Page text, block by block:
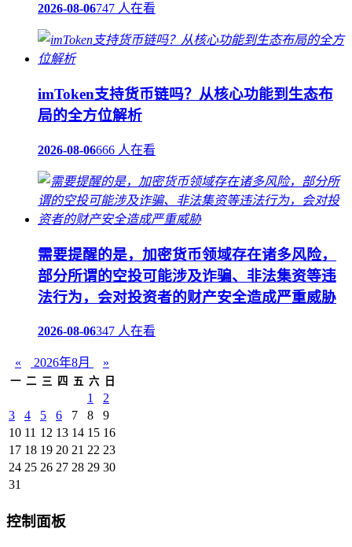
2026-08-06747 人在看
imToken支持货币链吗？从核心功能到生态布
局的全方位解析
2026-08-06666 人在看
需要提醒的是，加密货币领域存在诸多风险，
部分所谓的空投可能涉及诈骗、非法集资等违
法行为，会对投资者的财产安全造成严重威胁
2026-08-06347 人在看
« 2026年8月 »
一 二 三 四 五 六 日
1
2
3
4 5 6 7 8
9
10 11 12 13 14 15 16
17 18 19 20 21 22 23
24 25 26 27 28 29 30
31
控制面板